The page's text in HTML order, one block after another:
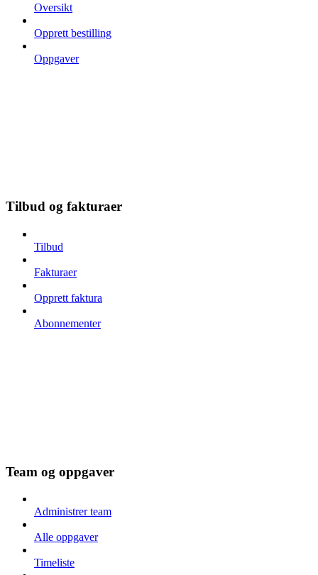
Oversikt
Opprett bestilling
Oppgaver
Tilbud og fakturaer
Tilbud
Fakturaer
Opprett faktura
Abonnementer
Team og oppgaver
Administrer team
Alle oppgaver
Timeliste